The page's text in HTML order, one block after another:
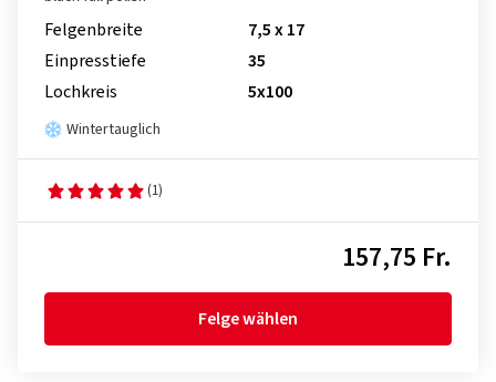
Felgenbreite
7,5 x 17
Einpresstiefe
35
Lochkreis
5x100
Wintertauglich
(1)
157,75 Fr.
Felge wählen